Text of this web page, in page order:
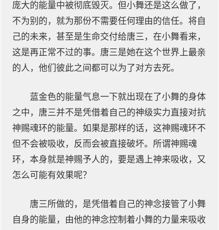
庞大的能量中被彻底毁灭。但小舞还是这么做了，
不为别的，就为那份不需要任何理由的信任。将自
己的未来，甚至是生命交付给唐三，在小舞看来，
这是再正常不过的事。唐三是她在这个世界上最亲
的人，他们彼此之间都可以为了对方去死。
蓝金色的能量气息一下就出现在了小舞的身体
之中，唐三并不是凭借着自己的神级实力直接对抗
神赐魂环的能量。如果是那样的话，这神赐魂环不
但不会被吸收，反而会被直接破坏。所谓神赐魂
环，本身就是神赐予人的，要是遇上神来吸收，又
怎么可能有效果呢？
唐三所做的，是凭借着自己的神念接管了小舞
自身的能量，由他的神念控制着小舞的力量来吸收